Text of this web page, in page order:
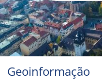
Geoinformação